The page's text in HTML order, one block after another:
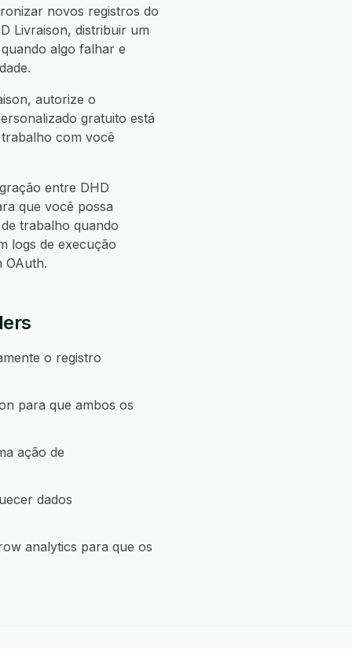
novos registros do
Livraison, distribuir um
algo falhar e
autorize o
gratuito está
com você
entre DHD
que você possa
trabalho quando
logs de execução
OAuth.
o registro
para que ambos os
ação de
dados
analytics para que os